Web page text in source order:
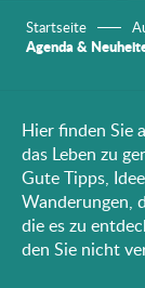
Startseite
Agenda &
Hier finden Sie
das Leben zu
Gute Tipps,
Wanderungen,
die es zu
den Sie nicht